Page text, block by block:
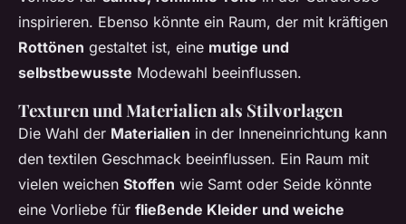
inspirieren. Ebenso könnte ein Raum, der mit kräftigen
Rottönen gestaltet ist, eine mutige und
selbstbewusste Modewahl beeinflussen.
Texturen und Materialien als Stilvorlagen
Die Wahl der Materialien in der Inneneinrichtung kann
den textilen Geschmack beeinflussen. Ein Raum mit
vielen weichen Stoffen wie Samt oder Seide könnte
eine Vorliebe für fließende Kleider und weiche